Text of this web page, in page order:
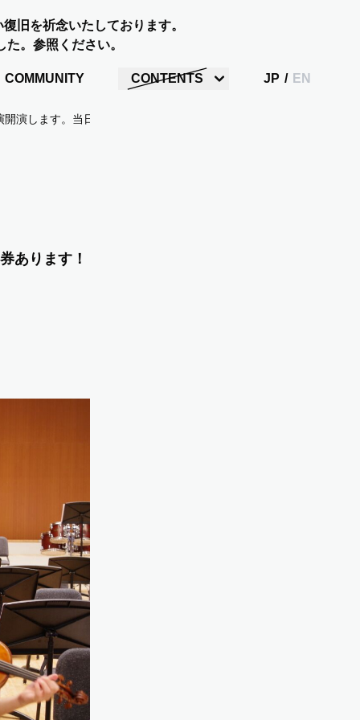
旧を祈念いたしております。
。参照ください。
COMMUNITY CONTENTS JP / EN
演します。当日券あります！
あります！